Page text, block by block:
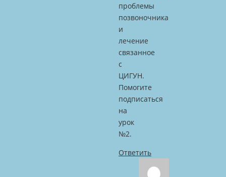
проблемы
позвоночника
и
лечение
связанное
с
ЦИГУН.
Помогите
подписаться
на
урок
№2.
Ответить